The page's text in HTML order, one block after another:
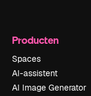
Producten
Spaces
AI-assistent
AI Image Generator